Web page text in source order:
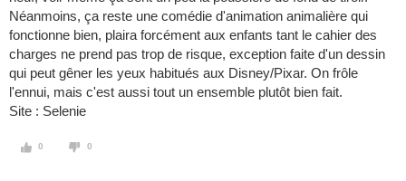
Néanmoins, ça reste une comédie d'animation animalière qui
fonctionne bien, plaira forcément aux enfants tant le cahier des
charges ne prend pas trop de risque, exception faite d'un dessin
qui peut gêner les yeux habitués aux Disney/Pixar. On frôle
l'ennui, mais c'est aussi tout un ensemble plutôt bien fait.
Site : Selenie
0 0